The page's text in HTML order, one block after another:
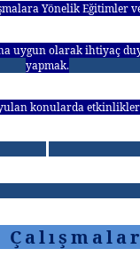
Yönelik Eğitimler
uygun olarak ihtiyaç
yapmak.
konularda